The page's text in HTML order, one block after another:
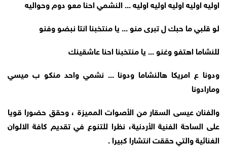
اوليه اوليه اوليه اوليه اوليه ... النشمي احنا معو دوم وحواليه
لو قلبي ما حبك ل تبرى منو ... يا منتخبنا انتا نبضو وفنو
للنشاما اهتفو وغنو ... يا منتخبنا احنا عاشقينك
ودونا ع امريكا هالنشاما ودونا ... نشمي واحد منكو ب ميسي
ومارادونا
والفنان عيسى السقار من الأصوات المميزة ، وحقق حضورا قويا
على الساحة الفنية الأردنية، نظرا للتنوع في تقديم كافة الالوان
الغنائية والتي حققت انتشارا كبيرا .